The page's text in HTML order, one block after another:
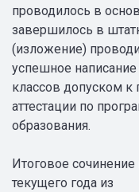
проводилось в
завершилось в
(изложение)
успешное
классов допуском к
аттестации по
образования.
Итоговое
текущего года из